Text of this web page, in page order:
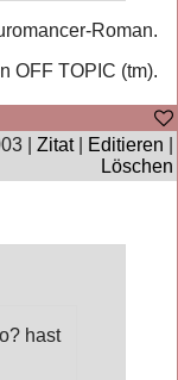
Roman.
OFF TOPIC (tm).
| Zitat| Editieren
Löschen
hast